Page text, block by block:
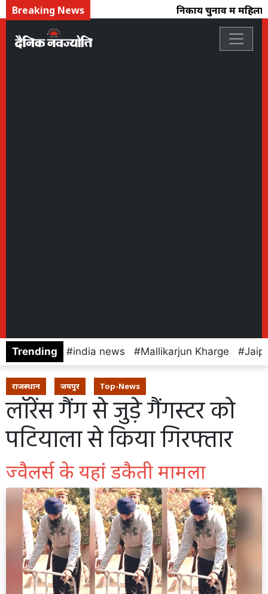
Breaking News निकाय चुनाव में
Trending india news Mallikarjun Kharge
राजस्थान जयपुर Top-News
लॉरेंस गैंग से जुड़े गैंगस्टर को
पटियाला से किया गिरफ्तार
ज्वैलर्स के यहां डकैती मामला